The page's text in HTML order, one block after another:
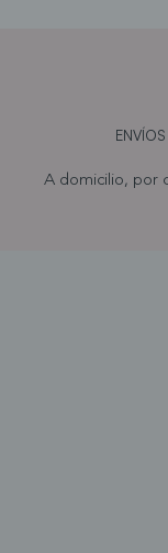
A domicilio, por